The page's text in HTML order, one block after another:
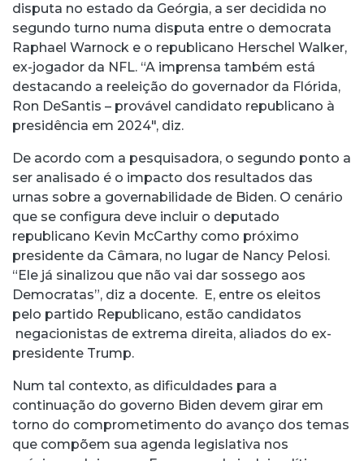
disputa no estado da Geórgia, a ser decidida no
segundo turno numa disputa entre o democrata
Raphael Warnock e o republicano Herschel Walker,
ex-jogador da NFL. “A imprensa também está
destacando a reeleição do governador da Flórida,
Ron DeSantis – provável candidato republicano à
presidência em 2024″, diz.
De acordo com a pesquisadora, o segundo ponto a
ser analisado é o impacto dos resultados das
urnas sobre a governabilidade de Biden. O cenário
que se configura deve incluir o deputado
republicano Kevin McCarthy como próximo
presidente da Câmara, no lugar de Nancy Pelosi.
“Ele já sinalizou que não vai dar sossego aos
Democratas”, diz a docente. E, entre os eleitos
pelo partido Republicano, estão candidatos
negacionistas de extrema direita, aliados do ex-
presidente Trump.
Num tal contexto, as dificuldades para a
continuação do governo Biden devem girar em
torno do comprometimento do avanço dos temas
que compõem sua agenda legislativa nos